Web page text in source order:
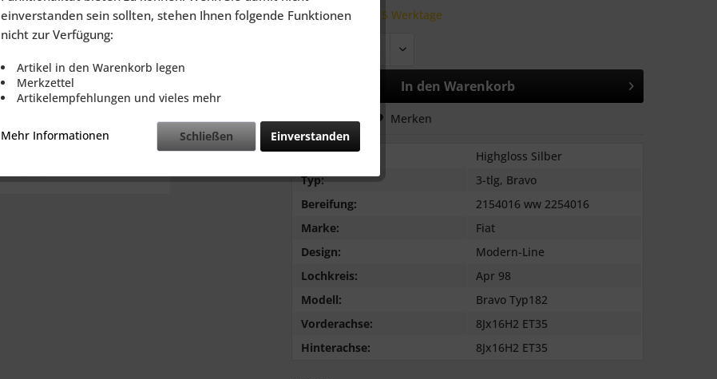
Lieferzeit 10-15 Werktage
In den Warenkorb
Vergleichen Merken
Farbe:
Highgloss Silber
Typ:
3-tlg, Bravo
Bereifung:
2154016 ww 2254016
Marke:
Fiat
Design:
Modern-Line
Lochkreis:
Apr 98
Modell:
Bravo Typ182
Vorderachse:
8Jx16H2 ET35
Hinterachse:
8Jx16H2 ET35
einverstanden sein sollten, stehen Ihnen folgende Funktionen
nicht zur Verfügung:
Artikel in den Warenkorb legen
Merkzettel
Artikelempfehlungen und vieles mehr
Mehr Informationen Einverstanden
Schließen